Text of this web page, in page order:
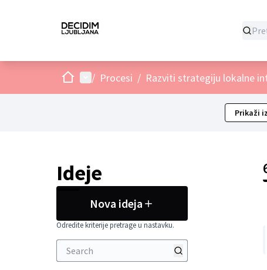
DomGlavni izbornik
/ Procesi / Razviti strategiju lokalne
Prikaži
Ideje
Nova ideja
Odredite kriterije pretrage u nastavku.